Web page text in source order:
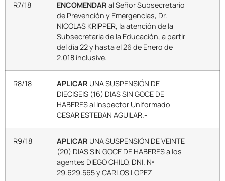
R7/18 ENCOMENDAR al Señor Subsecretario
de Prevención y Emergencias, Dr.
NICOLAS KRIPPER, la atención de la
Subsecretaria de la Educación, a partir
del día 22 y hasta el 26 de Enero de
2.018 inclusive.-
R8/18 APLICAR UNA SUSPENSIÓN DE
DIECISEIS (16) DIAS SIN GOCE DE
HABERES al Inspector Uniformado
CESAR ESTEBAN AGUILAR.-
R9/18 APLICAR UNA SUSPENSIÓN DE VEINTE
(20) DIAS SIN GOCE DE HABERES a los
agentes DIEGO CHILO, DNI. Nº
29.629.565 y CARLOS LOPEZ